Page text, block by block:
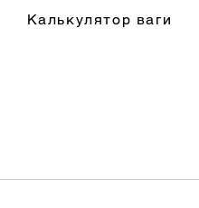
Калькулятор ваги